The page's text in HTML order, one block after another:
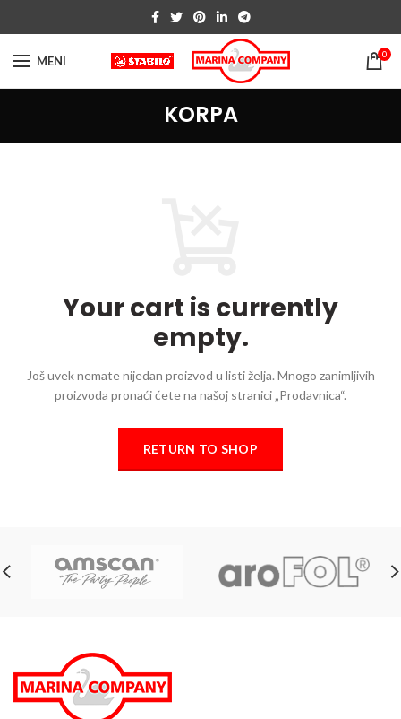
MENI 0
KORPA
Your cart is currently
empty.
Još uvek nemate nijedan proizvod u listi želja. Mnogo zanimljivih
proizvoda pronaći ćete na našoj stranici „Prodavnica“.
RETURN TO SHOP